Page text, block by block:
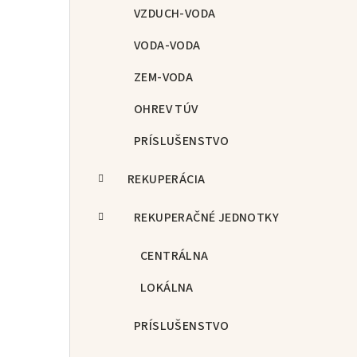
VZDUCH-VODA
VODA-VODA
ZEM-VODA
OHREV TÚV
PRÍSLUŠENSTVO
REKUPERÁCIA
REKUPERAČNÉ JEDNOTKY
CENTRÁLNA
LOKÁLNA
PRÍSLUŠENSTVO